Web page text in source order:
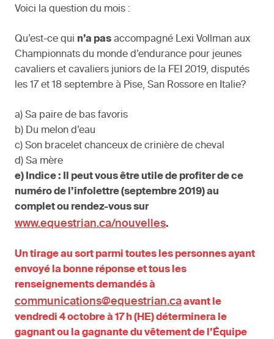
Voici la question du mois :
Qu’est-ce qui n’a pas accompagné Lexi Vollman aux
Championnats du monde d’endurance pour jeunes
cavaliers et cavaliers juniors de la FEI 2019, disputés
les 17 et 18 septembre à Pise, San Rossore en Italie?
a) Sa paire de bas favoris
b) Du melon d’eau
c) Son bracelet chanceux de crinière de cheval
d) Sa mère
e) Indice : Il peut vous être utile de profiter de ce
numéro de l’infolettre (septembre 2019) au
complet ou rendez-vous sur
www.equestrian.ca/nouvelles.
Un tirage au sort parmi toutes les personnes ayant
envoyé la bonne réponse et tous les
renseignements demandés à
communications@equestrian.caavant le
vendredi 4 octobre à 17 h (HE) déterminera le
gagnant ou la gagnante du vêtement de l’Équipe